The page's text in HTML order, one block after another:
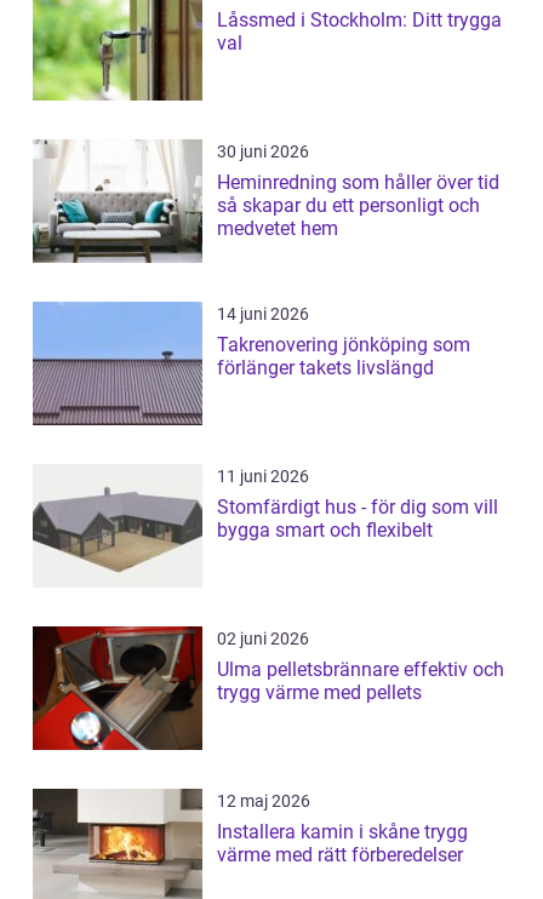
Låssmed i Stockholm: Ditt trygga
val
30 juni 2026
Heminredning som håller över tid
så skapar du ett personligt och
medvetet hem
14 juni 2026
Takrenovering jönköping som
förlänger takets livslängd
11 juni 2026
Stomfärdigt hus - för dig som vill
bygga smart och flexibelt
02 juni 2026
Ulma pelletsbrännare effektiv och
trygg värme med pellets
12 maj 2026
Installera kamin i skåne trygg
värme med rätt förberedelser